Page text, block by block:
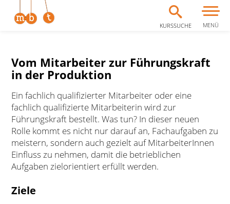
KURSSUCHE MENÜ
Vom Mitarbeiter zur Führungskraft
in der Produktion
Ein fachlich qualifizierter Mitarbeiter oder eine
fachlich qualifizierte Mitarbeiterin wird zur
Führungskraft bestellt. Was tun? In dieser neuen
Rolle kommt es nicht nur darauf an, Fachaufgaben zu
meistern, sondern auch gezielt auf MitarbeiterInnen
Einfluss zu nehmen, damit die betrieblichen
Aufgaben zielorientiert erfüllt werden.
Ziele